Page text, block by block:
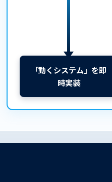
「動くシステム」を即
時実装